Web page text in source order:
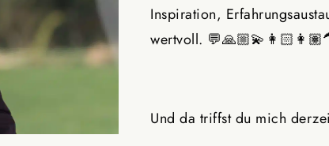
Inspiration,
wertvoll.
Und da triffst du mich